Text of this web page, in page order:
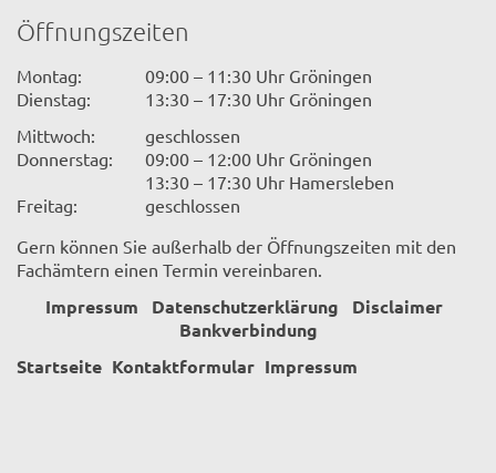
Öffnungszeiten
Montag:
09:00 – 11:30 Uhr Gröningen
Dienstag:
13:30 – 17:30 Uhr Gröningen
Mittwoch:
geschlossen
Donnerstag:
09:00 – 12:00 Uhr Gröningen
13:30 – 17:30 Uhr Hamersleben
Freitag:
geschlossen
Gern können Sie außerhalb der Öffnungszeiten mit den
Fachämtern einen Termin vereinbaren.
Impressum Datenschutzerklärung
Disclaimer
Bankverbindung
Startseite Kontaktformular Impressum